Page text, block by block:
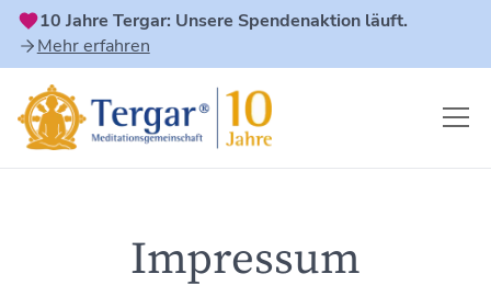
10 Jahre Tergar: Unsere Spendenaktion läuft.
Mehr erfahren
Impressum